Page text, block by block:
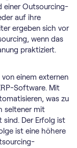
einer Outsourcing-
auf ihre
ergeben sich vor
wenn das
praktiziert.
einem externen
Software. Mit
was zu
seltener mit
sind. Der Erfolg ist
ist eine höhere